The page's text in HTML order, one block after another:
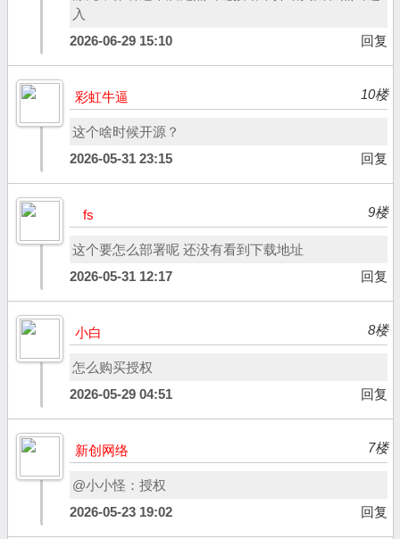
入
2026-06-29 15:10
回复
彩虹牛逼 10楼
这个啥时候开源？
2026-05-31 23:15
回复
fs 9楼
这个要怎么部署呢 还没有看到下载地址
2026-05-31 12:17
回复
小白 8楼
怎么购买授权
2026-05-29 04:51
回复
新创网络 7楼
@小小怪：授权
2026-05-23 19:02
回复